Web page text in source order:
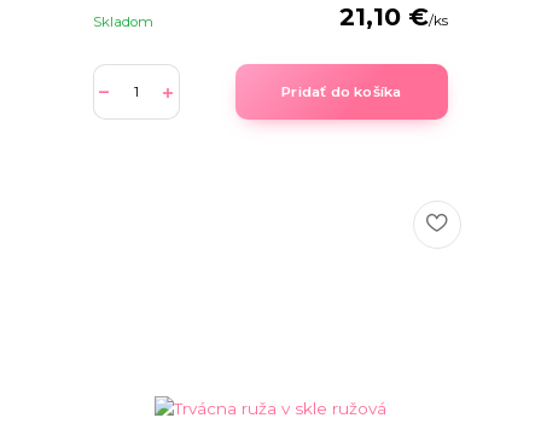
21,10 €/ks
Skladom
Pridať do košíka